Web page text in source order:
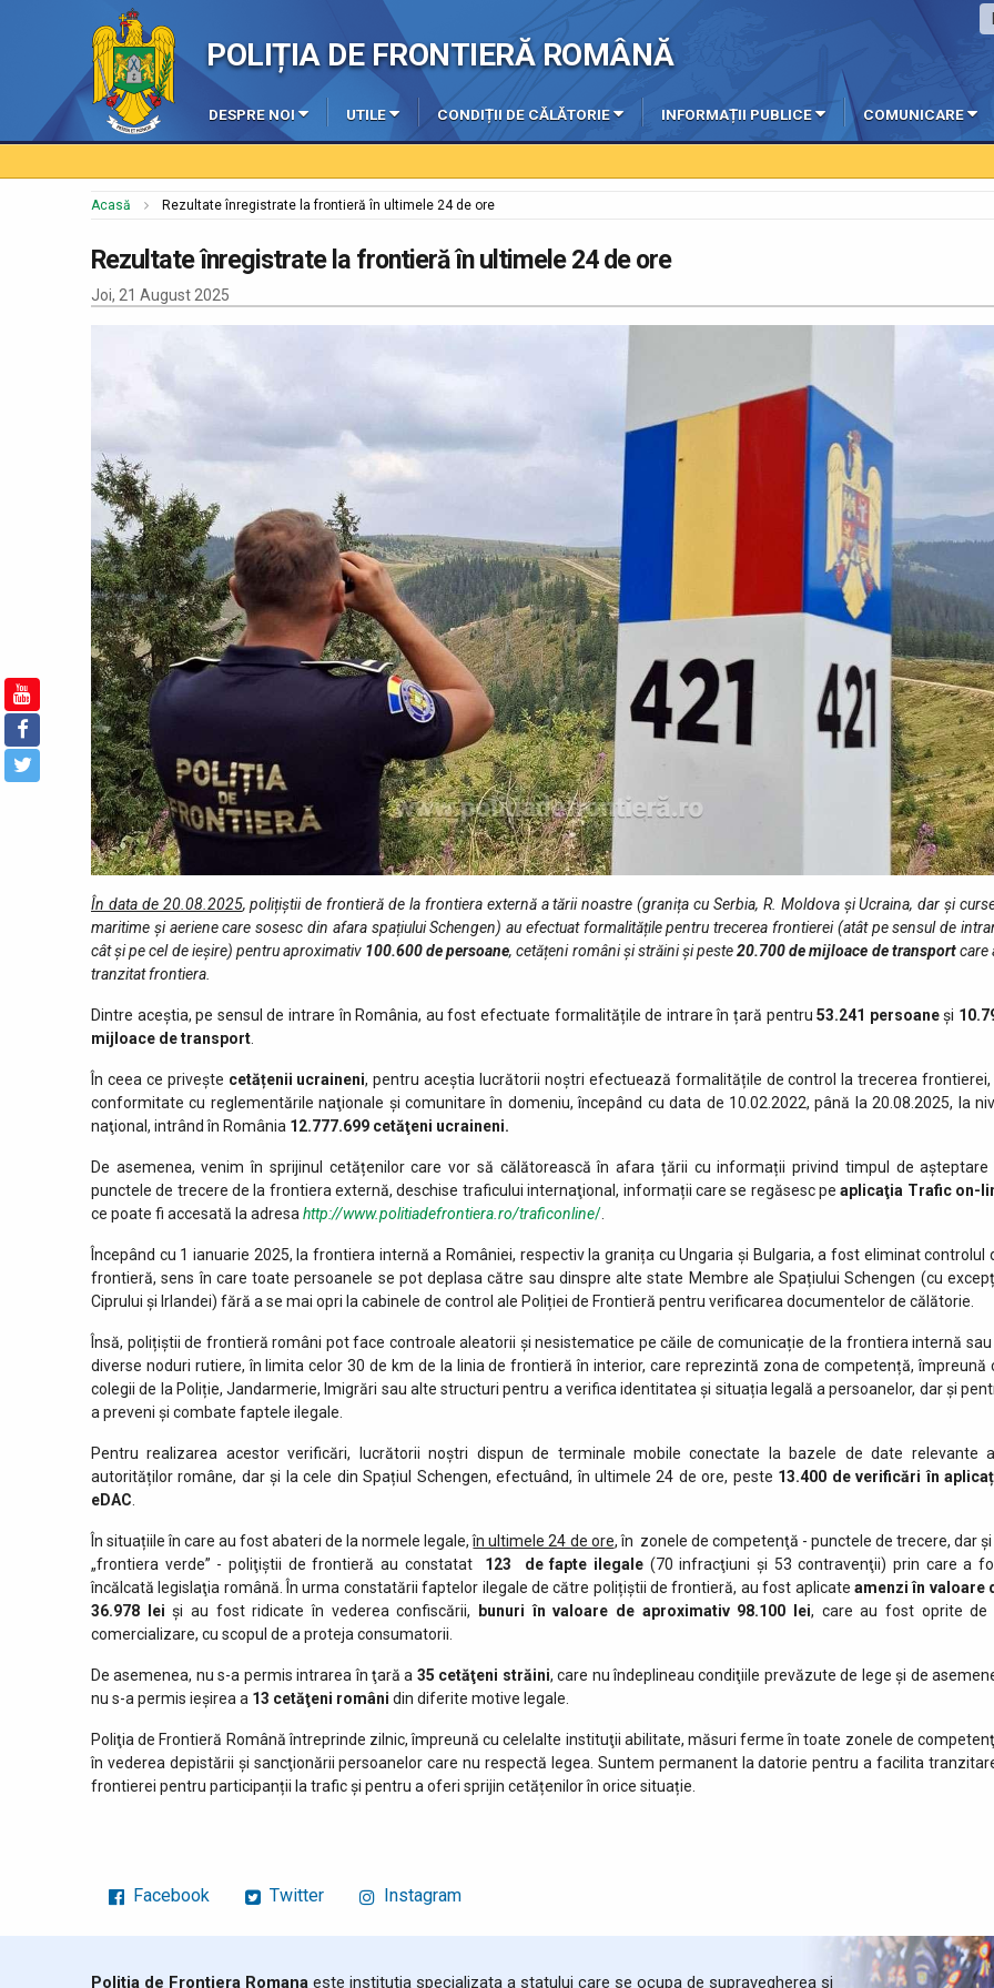
POLIȚIA DE FRONTIERĂ ROMÂNĂ
DESPRE NOI UTILE CONDIȚII DE CĂLĂTORIE INFORMAȚII PUBLICE COMUNICARE
Acasă Rezultate înregistrate la frontieră în ultimele 24 de ore
Rezultate înregistrate la frontieră în ultimele 24 de ore
Joi, 21 August 2025
În data de 20.08.2025, polițiștii de frontieră de la frontiera externă a tării noastre (granița cu Serbia, R. Moldova și Ucraina, dar și
maritime și aeriene care sosesc din afara spațiului Schengen) au efectuat formalitățile pentru trecerea frontierei (atât pe sensul de
cât şi pe cel de ieşire) pentru aproximativ 100.600de persoane, cetățeni români și străini şi peste20.700de mijloace de transportcare
tranzitat fro­ntiera.
Dintre aceștia, pe sensul de intrare în România, au fost efectuate formalitățile de intrare în țară pentru53.241 persoaneși
mijloace de transport
În ceea ce privește cetățenii ucraineni, pentru aceștia lucrătorii noștri efectuează formalitățile de control la trecerea frontierei,
conformitate cu reglementările naţionale şi comunitare în domeniu, începând cu data de 10.02.2022, până la 20.08.2025, la
naţional, intrând în România 12.777.699 cetăţeni ucraineni.
De asemenea, venim în sprijinul cetățenilor care vor să călătorească în afara țării cu informații privind timpul de așteptare
punctele de trecere de la frontiera externă, deschise traficului internaţional, informații care se regăsesc peaplicaţia Trafic on-
ce poate fi accesată la adresa http://www.politiadefrontiera.ro/traficonline/
Începând cu 1 ianuarie 2025, la frontiera internă a României, respectiv la granița cu Ungaria și Bulgaria, a fost eliminat controlul
frontieră, sens în care toate persoanele se pot deplasa către sau dinspre alte state Membre ale Spațiului Schengen (cu
Ciprului și Irlandei) fără a se mai opri la cabinele de control ale Poliției de Frontieră pentru verificarea documentelor de călătorie.
Însă, polițiștii de frontieră români pot face controale aleatorii și nesistematice pe căile de comunicație de la frontiera internă sau
diverse noduri rutiere, în limita celor 30 de km de la linia de frontieră în interior, care reprezintă zona de competență, împreună
colegii de la Poliție, Jandarmerie, Imigrări sau alte structuri pentru a verifica identitatea și situația legală a persoanelor, dar și
a preveni și combate faptele ilegale.
Pentru realizarea acestor verificări, lucrătorii noștri dispun de terminale mobile conectate la bazele de date relevante
autorităților române, dar și la cele din Spațiul Schengen, efectuând, în ultimele 24 de ore, peste 13.400 de verificări în
eDAC
În situațiile în care au fost abateri de la normele legale,în ultimele 24 de ore, în zonele de competenţă - punctele de trecere, dar şi
„frontiera verde” - poliţiştii de frontieră au constatat
123 de fapte ilegale (70 infracţiuni şi 53 contravenţii) prin care a
încălcată legislaţia română. În urma constatării faptelor ilegale de către polițiștii de frontieră, au fost aplicate amenzi în valoare
36.978 lei și au fost ridicate în vederea confiscării, bunuri în valoare de aproximativ 98.100 lei, care au fost oprite de
comercializare, cu scopul de a proteja consumatorii.
De asemenea, nu s-a permis intrarea în ţară a 35 cetăţeni străini, care nu îndeplineau condiţiile prevăzute de lege şi de
nu s-a permis ieşirea a 13 cetăţeni români din diferite motive legale.
Poliţia de Frontieră Română întreprinde zilnic, împreună cu celelalte instituţii abilitate, măsuri ferme în toate zonele de
în vederea depistării şi sancţionării persoanelor care nu respectă legea. Suntem permanent la datorie pentru a facilita
frontierei pentru participanții la trafic și pentru a oferi sprijin cetățenilor în orice situație.
Facebook Twitter Instagram
Politia de Frontiera Romana este institutia specializata a statului care se ocupa de supravegherea si